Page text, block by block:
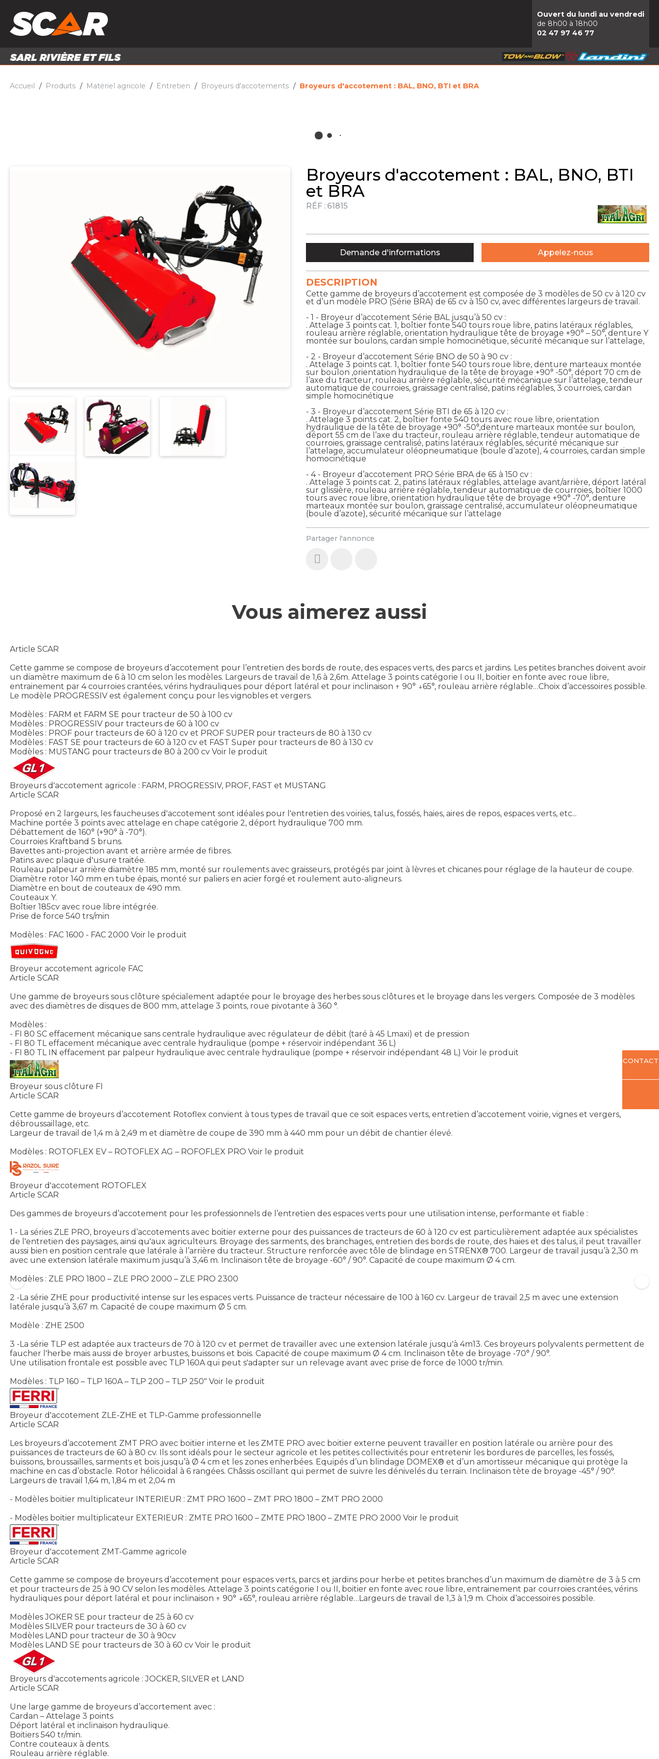
PIÈCES ET ACCESSOIRES
Ouvert du lundi au vendredi
de 8h00 à 18h00
02 47 97 46 77
Accueil Produits Matériel agricole Entretien Broyeurs d'accotements Broyeurs d'accotement : BAL, BNO, BTI et BRA
Broyeurs d'accotement : BAL, BNO, BTI
et BRA
RÉF : 61815
Partager l'annonce
DESCRIPTION
Cette gamme de broyeurs d’accotement est composée de 3 modèles de 50 cv à 120 cv
et d’un modèle PRO (Série BRA) de 65 cv à 150 cv, avec différentes largeurs de travail.
- 1 - Broyeur d’accotement Série BAL jusqu’à 50 cv :
. Attelage 3 points cat. 1, boîtier fonte 540 tours roue libre, patins latéraux réglables,
rouleau arrière réglable, orientation hydraulique tête de broyage +90° – 50°, denture Y
montée sur boulons, cardan simple homocinétique, sécurité mécanique sur l’attelage,
- 2 - Broyeur d’accotement Série BNO de 50 à 90 cv :
. Attelage 3 points cat. 1, boîtier fonte 540 tours roue libre, denture marteaux montée
sur boulon ,orientation hydraulique de la tête de broyage +90° -50°, déport 70 cm de
l’axe du tracteur, rouleau arrière réglable, sécurité mécanique sur l’attelage, tendeur
automatique de courroies, graissage centralisé, patins réglables, 3 courroies, cardan
simple homocinétique
- 3 - Broyeur d’accotement Série BTI de 65 à 120 cv :
. Attelage 3 points cat. 2, boîtier fonte 540 tours avec roue libre, orientation
hydraulique de la tête de broyage +90° -50°,denture marteaux montée sur boulon,
déport 55 cm de l’axe du tracteur, rouleau arrière réglable, tendeur automatique de
courroies, graissage centralisé, patins latéraux réglables, sécurité mécanique sur
l’attelage, accumulateur oléopneumatique (boule d’azote), 4 courroies, cardan simple
homocinétique
- 4 - Broyeur d’accotement PRO Série BRA de 65 à 150 cv :
. Attelage 3 points cat. 2, patins latéraux réglables, attelage avant/arrière, déport latéral
sur glissière, rouleau arrière réglable, tendeur automatique de courroies, boîtier 1000
tours avec roue libre, orientation hydraulique tête de broyage +90° -70°, denture
marteaux montée sur boulon, graissage centralisé, accumulateur oléopneumatique
(boule d’azote), sécurité mécanique sur l’attelage
Demande d'informations Appelez-nous
Vous aimerez aussi
Article SCAR
Cette gamme se compose de broyeurs d’accotement pour l’entretien des bords de route, des espaces verts, des parcs et jardins. Les petites branches doivent avoir
un diamètre maximum de 6 à 10 cm selon les modèles. Largeurs de travail de 1,6 à 2,6m. Attelage 3 points catégorie I ou II, boitier en fonte avec roue libre,
entrainement par 4 courroies crantées, vérins hydrauliques pour déport latéral et pour inclinaison ↑ 90° ↓65°, rouleau arrière réglable…Choix d’accessoires possible.
Le modèle PROGRESSIV est également conçu pour les vignobles et vergers.
Modèles : FARM et FARM SE pour tracteur de 50 à 100 cv
Modèles : PROGRESSIV pour tracteurs de 60 à 100 cv
Modèles : PROF pour tracteurs de 60 à 120 cv et PROF SUPER pour tracteurs de 80 à 130 cv
Modèles : FAST SE pour tracteurs de 60 à 120 cv et FAST Super pour tracteurs de 80 à 130 cv
Modèles : MUSTANG pour tracteurs de 80 à 200 cv Voir le produit
Broyeurs d'accotement agricole : FARM, PROGRESSIV, PROF, FAST et MUSTANG
Article SCAR
Proposé en 2 largeurs, les faucheuses d'accotement sont idéales pour l'entretien des voiries, talus, fossés, haies, aires de repos, espaces verts, etc...
Machine portée 3 points avec attelage en chape catégorie 2, déport hydraulique 700 mm.
Débattement de 160° (+90° à -70°).
Courroies Kraftband 5 bruns.
Bavettes anti-projection avant et arrière armée de fibres.
Patins avec plaque d'usure traitée.
Rouleau palpeur arrière diamètre 185 mm, monté sur roulements avec graisseurs, protégés par joint à lèvres et chicanes pour réglage de la hauteur de coupe.
Diamètre rotor 140 mm en tube épais, monté sur paliers en acier forgé et roulement auto-aligneurs.
Diamètre en bout de couteaux de 490 mm.
Couteaux Y.
Boîtier 185cv avec roue libre intégrée.
Prise de force 540 trs/min
Modèles : FAC 1600 - FAC 2000 Voir le produit
Broyeur accotement agricole FAC
Article SCAR
Une gamme de broyeurs sous clôture spécialement adaptée pour le broyage des herbes sous clôtures et le broyage dans les vergers. Composée de 3 modèles
avec des diamètres de disques de 800 mm, attelage 3 points, roue pivotante à 360 °.
Modèles :
- FI 80 SC effacement mécanique sans centrale hydraulique avec régulateur de débit (taré à 45 Lmaxi) et de pression
- FI 80 TL effacement mécanique avec centrale hydraulique (pompe + réservoir indépendant 36 L)
- FI 80 TL IN effacement par palpeur hydraulique avec centrale hydraulique (pompe + réservoir indépendant 48 L) Voir le produit
Broyeur sous clôture FI
Article SCAR
Cette gamme de broyeurs d’accotement Rotoflex convient à tous types de travail que ce soit espaces verts, entretien d’accotement voirie, vignes et vergers,
débroussaillage, etc.
Largeur de travail de 1,4 m à 2,49 m et diamètre de coupe de 390 mm à 440 mm pour un débit de chantier élevé.
Modèles : ROTOFLEX EV – ROTOFLEX AG – ROFOFLEX PRO Voir le produit
Broyeur d'accotement ROTOFLEX
Article SCAR
Des gammes de broyeurs d’accotement pour les professionnels de l’entretien des espaces verts pour une utilisation intense, performante et fiable :
1 - La séries ZLE PRO, broyeurs d’accotements avec boitier externe pour des puissances de tracteurs de 60 à 120 cv est particulièrement adaptée aux spécialistes
de l'entretien des paysages, ainsi qu'aux agriculteurs. Broyage des sarments, des branchages, entretien des bords de route, des haies et des talus, il peut travailler
aussi bien en position centrale que latérale à l’arrière du tracteur. Structure renforcée avec tôle de blindage en STRENX® 700. Largeur de travail jusqu’à 2,30 m
avec une extension latérale maximum jusqu’à 3,46 m. Inclinaison tête de broyage -60° / 90°. Capacité de coupe maximum Ø 4 cm.
Modèles : ZLE PRO 1800 – ZLE PRO 2000 – ZLE PRO 2300
2 -La série ZHE pour productivité intense sur les espaces verts. Puissance de tracteur nécessaire de 100 à 160 cv. Largeur de travail 2,5 m avec une extension
latérale jusqu’à 3,67 m. Capacité de coupe maximum Ø 5 cm.
Modèle : ZHE 2500
3 -La série TLP est adaptée aux tracteurs de 70 à 120 cv et permet de travailler avec une extension latérale jusqu'à 4m13. Ces broyeurs polyvalents permettent de
faucher l'herbe mais aussi de broyer arbustes, buissons et bois. Capacité de coupe maximum Ø 4 cm. Inclinaison tête de broyage -70° / 90°.
Une utilisation frontale est possible avec TLP 160A qui peut s'adapter sur un relevage avant avec prise de force de 1000 tr/min.
Modèles : TLP 160 – TLP 160A – TLP 200 – TLP 250" Voir le produit
Broyeur d'accotement ZLE-ZHE et TLP-Gamme professionnelle
Article SCAR
Les broyeurs d’accotement ZMT PRO avec boitier interne et les ZMTE PRO avec boitier externe peuvent travailler en position latérale ou arrière pour des
puissances de tracteurs de 60 à 80 cv. Ils sont idéals pour le secteur agricole et les petites collectivités pour entretenir les bordures de parcelles, les fossés,
buissons, broussailles, sarments et bois jusqu’à Ø 4 cm et les zones enherbées. Equipés d’un blindage DOMEX® et d’un amortisseur mécanique qui protège la
machine en cas d’obstacle. Rotor hélicoïdal à 6 rangées. Châssis oscillant qui permet de suivre les dénivelés du terrain. Inclinaison tète de broyage -45° / 90°.
Largeurs de travail 1,64 m, 1,84 m et 2,04 m
- Modèles boitier multiplicateur INTERIEUR : ZMT PRO 1600 – ZMT PRO 1800 – ZMT PRO 2000
- Modèles boitier multiplicateur EXTERIEUR : ZMTE PRO 1600 – ZMTE PRO 1800 – ZMTE PRO 2000 Voir le produit
Broyeur d'accotement ZMT-Gamme agricole
Article SCAR
Cette gamme se compose de broyeurs d’accotement pour espaces verts, parcs et jardins pour herbe et petites branches d’un maximum de diamètre de 3 à 5 cm
et pour tracteurs de 25 à 90 CV selon les modèles. Attelage 3 points catégorie I ou II, boitier en fonte avec roue libre, entrainement par courroies crantées, vérins
hydrauliques pour déport latéral et pour inclinaison ↑ 90° ↓65°, rouleau arrière réglable…Largeurs de travail de 1,3 à 1,9 m. Choix d’accessoires possible.
Modèles JOKER SE pour tracteur de 25 à 60 cv
Modèles SILVER pour tracteurs de 30 à 60 cv
Modèles LAND pour tracteur de 30 à 90cv
Modèles LAND SE pour tracteurs de 30 à 60 cv Voir le produit
Broyeurs d'accotements agricole : JOCKER, SILVER et LAND
Article SCAR
Une large gamme de broyeurs d’accortement avec :
Cardan – Attelage 3 points
Déport latéral et inclinaison hydraulique.
Boitiers 540 tr/min.
Contre couteaux à dents.
Rouleau arrière réglable.
CONTACT